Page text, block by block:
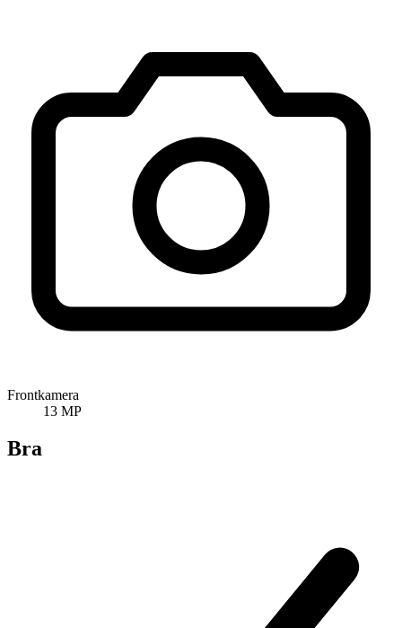
Frontkamera
13 MP
Bra